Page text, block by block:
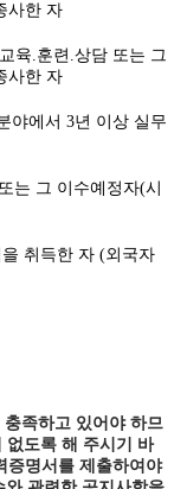
사한 자
육.훈련.상담 또는 그
사한 자
야에서 3년 이상 실무
는 그 이수예정자(시
취득한 자 (외국자
족하고 있어야 하므
없도록 해 주시기 바
증명서를 제출하여야